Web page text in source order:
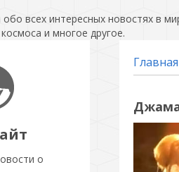
всех интересных новостях в
и многое другое.
о
Главная